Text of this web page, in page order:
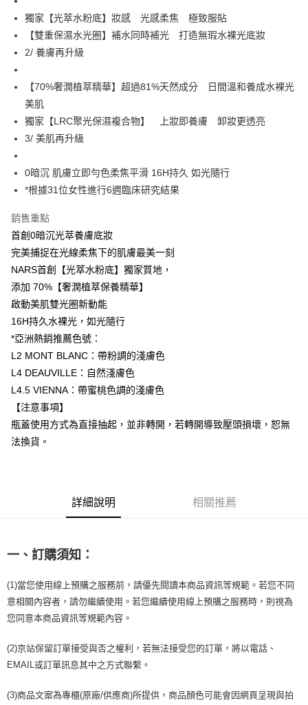
大哥付你分期
相關說明
【大哥付你分期使用說明】
1.本服務由台灣大哥大提供，台灣大哥大用戶可立即使用無須另外申請。
成交易。
3.實際核准額度、可分期數及費用金額請依後續交易確認頁面所載為準。
消。如遇「轉專審核」未通過狀況，表示未達大哥付你分期系統評分，恕無
法說明評估內容。
醒簡訊。
2.透過簡訊連結打開帳單後，可選擇「超商條碼／台灣大直營門市／銀行轉
【注意事項】
1.本服務係由「台灣大哥大股份有限公司」（以下簡稱本公司）所提供，讓
用戶於交易時，得透過本服務購買商品或服務，並由商店將買賣／分期付款
2.基於同意付款使用「大哥付你分期」之契約關係目的，商店將以您的個人
資料（包含姓名、電話或地址）提供予台灣大哥大進項蒐集、處理及利用，
由本公司與您本人進行分期帳單所需資料之確認、核對及更正。
3.完整用戶服務條款，請詳閱以下連結：
AFTEE先享後付
【關於「AFTEE先享後付」】
AFTEE先享後付是「在收到商品之後才付款」的支付方式。 讓您購物簡單
便利好安心！
１．簡單：不需註冊會員、不需綁卡、不需儲值。
３．安心：先確認商品／服務後，再付款。
【「AFTEE先享後付」結帳流程】
１．於結帳方式選擇「AFTEE先享後付」後，將跳轉至「AFTEE先享後付」
結帳頁面，進行簡訊認證並確認金額後，即可完成結帳。
３．收到繳費通知簡訊後14天內，點擊此簡訊中的連結，可透過四大超商／
ATM／網路銀行／等多元方式進行付款，方視為交易完成。
※ 請注意：結帳手續完成當下不需立刻繳費，但若您需要取消訂單，請聯絡
購買商品的店家。未經商家同意取消之訂單仍視為有效，需透過AFTEE先享
後付繳納相關費用。
是否繳費成功／繳費後需取消欲退款等相關疑問，請聯繫「AFTEE先享後付
客戶支援中心」https://netprotections.freshdesk.com/support/home
【注意事項】
１．透過由恩沛科技股份有限公司提供之「AFTEE先享後付」服務完成之交
易，需依本服務之必要範圍內提供個人資料，並將交易相關給付款項請求債
權轉讓予恩沛科技股份有限公司。
２．關於個人資料處理事宜，請瀏覽以下網址：
https://aftee.tw/terms/#terms3
３．未成年的使用者請事先徵得法定代理人或監護人之同意方可使用
任。
４．使用「AFTEE先享後付」時，將依據個別帳號之用戶狀況，依本公司即
ATM付款
運送方式
每筆NT$70，滿NT$899(含以上)免運費
付款後7-11取貨
宅配
每筆NT$100，滿NT$1,000(含以上)免運費
京站台北店客服中心(1F星巴克旁) 即日起不提供京站紙袋，取件時
請自備購物袋，若需購買紙袋可現場詢問
免運費
獨家【光萃水粉底】妝感 光感柔焦 極致服貼
【雙重保濕水光圈】補水同時補光 打造無瑕水裸光底妝
2/ 養膚再升級
【70%奢潤植萃精華】超過81%天然成分 日間溫和養成水裸光
美肌
獨家【LRC聚光保濕複合物】 上妝即養膚 卸妝更透亮
3/ 美肌再升級
0暗沉 肌膚立即勻色柔焦平滑 16H持久 如光隨行
*根據31位女性進行6週臨床研究結果
銷售重點
首創0暗沉光萃養膚底妝
完美捕捉在光線柔焦下的肌膚最美一刻
NARS首創【光萃水粉底】獨家質地，
添加 70%【奢潤植萃保養精華】
啟動美肌雙光圈新動能
16H持久水裸光，如光隨行
*亞洲熱銷推薦色號：
L2 MONT BLANC：帶粉調的淺膚色
L4 DEAUVILLE：自然淺膚色
L4.5 VIENNA：帶蜜桃色調的淺膚色
【注意事項】
瓶蓋使用方式為直接抽起，並非轉開，若轉開導致壓頭損壞，恕無
法換貨。
詳細說明 相關推薦
一、訂購須知：
(1)當您使用線上預購之服務前，請優先閱讀本商品資訊等規範。若您不同
意相關內容者，請勿繼續使用。若您繼續使用線上預購之服務時，則視為
您同意本商品資訊等規範內容。
(2)京站保留訂單接受與否之權利，若無法接受您的訂單，將以電話、
EMAIL或訂單訊息其中之方式聯繫。
(3)商品文案為專櫃(原廠/供應商)所提供，商品顏色可能會因網頁呈現與拍